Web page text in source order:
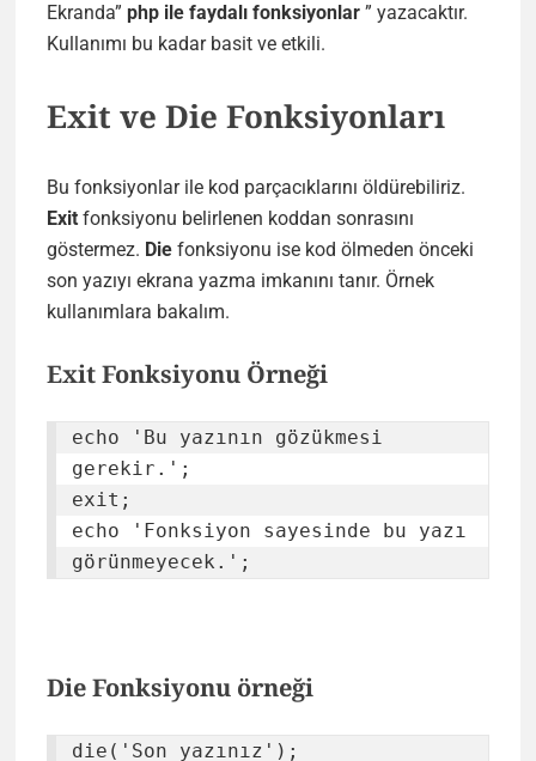
Ekranda” php ile faydalı fonksiyonlar ” yazacaktır.
Kullanımı bu kadar basit ve etkili.
Exit ve Die Fonksiyonları
Bu fonksiyonlar ile kod parçacıklarını öldürebiliriz.
Exit fonksiyonu belirlenen koddan sonrasını
göstermez. Die fonksiyonu ise kod ölmeden önceki
son yazıyı ekrana yazma imkanını tanır. Örnek
kullanımlara bakalım.
Exit Fonksiyonu Örneği
echo 'Bu yazının gözükmesi
gerekir.';
exit;
echo 'Fonksiyon sayesinde bu yazı
görünmeyecek.';
Die Fonksiyonu örneği
die('Son yazınız');